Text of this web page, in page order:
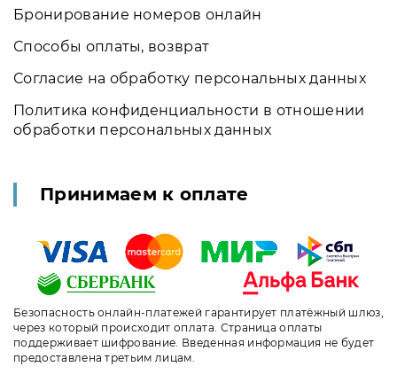
Бронирование номеров онлайн
Способы оплаты, возврат
Согласие на обработку персональных данных
Политика конфиденциальности в отношении
обработки персональных данных
Принимаем к оплате
Безопасность онлайн-платежей гарантирует платёжный шлюз,
через который происходит оплата. Страница оплаты
поддерживает шифрование. Введенная информация не будет
предоставлена третьим лицам.